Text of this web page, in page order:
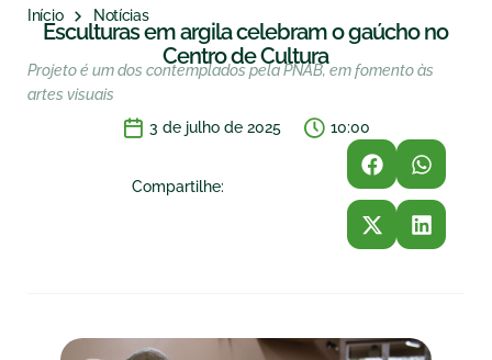
Início Notícias
Esculturas em argila celebram o gaúcho no
Centro de Cultura
Projeto é um dos contemplados pela PNAB, em fomento às
artes visuais
3 de julho de 2025
10:00
Compartilhe: